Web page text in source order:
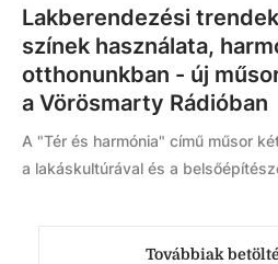
Lakberendezési
színek használata,
otthonunkban - új
a Vörösmarty Rádióban
A "Tér és harmónia" című műsor
a lakáskultúrával és a
Továbbiak